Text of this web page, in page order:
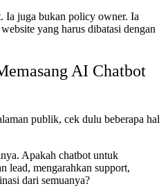
Ia juga bukan policy owner. Ia
yang harus dibatasi dengan
AI Chatbot
publik, cek dulu beberapa hal
Apakah chatbot untuk
lead, mengarahkan support,
dari semuanya?